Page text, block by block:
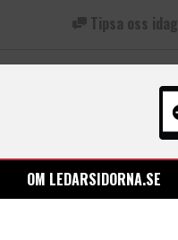
Tipsa oss idag
OM LEDARSIDORNA.SE